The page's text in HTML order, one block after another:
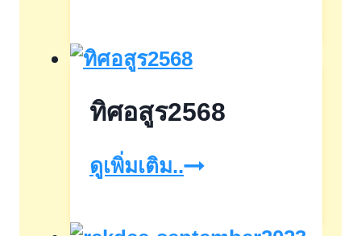
เมษายน2568
ทิศอสูร2568
ดูเพิ่มเติม..ทิศ